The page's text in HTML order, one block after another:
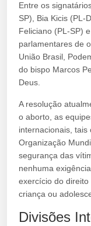
Entre os
SP), Bia Kicis (PL-
Feliciano (PL-SP)
parlamentares de
União Brasil,
do bispo Marcos
Deus.
A resolução
o aborto, as
internacionais, tais
Organização
segurança das
nenhuma
exercício do direito
criança ou
Divisões